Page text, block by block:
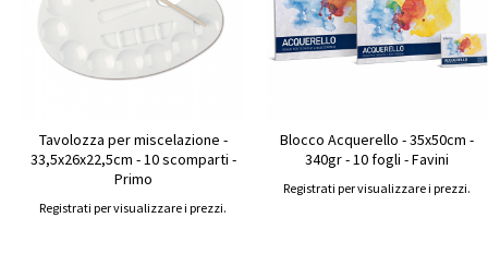
Tavolozza per miscelazione -
33,5x26x22,5cm - 10 scomparti -
Primo
Registrati per visualizzare i prezzi.
Blocco Acquerello - 35x50cm -
340gr - 10 fogli - Favini
Registrati per visualizzare i prezzi.